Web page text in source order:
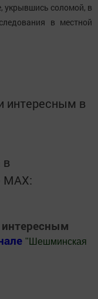
укрывшись соломой, в
в местной
интересным в
в
MАХ:
" Шешминская